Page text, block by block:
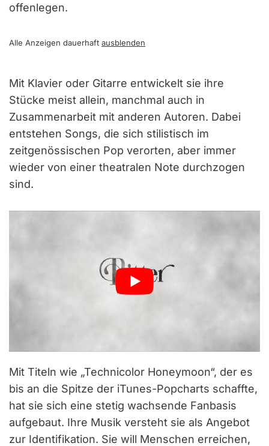
offenlegen.
Alle Anzeigen dauerhaft ausblenden
Mit Klavier oder Gitarre entwickelt sie ihre
Stücke meist allein, manchmal auch in
Zusammenarbeit mit anderen Autoren. Dabei
entstehen Songs, die sich stilistisch im
zeitgenössischen Pop verorten, aber immer
wieder von einer theatralen Note durchzogen
sind.
Mit Titeln wie „Technicolor Honeymoon“, der es
bis an die Spitze der iTunes-Popcharts schaffte,
hat sie sich eine stetig wachsende Fanbasis
aufgebaut. Ihre Musik versteht sie als Angebot
zur Identifikation. Sie will Menschen erreichen,